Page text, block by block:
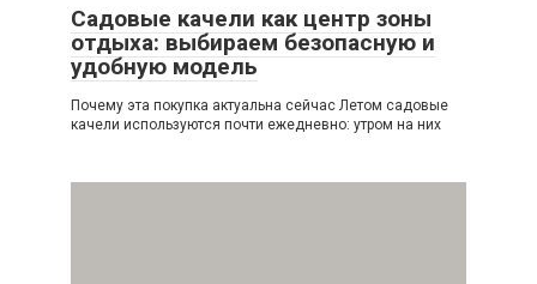
Садовые качели как центр зоны
отдыха: выбираем безопасную и
удобную модель
Почему эта покупка актуальна сейчас Летом садовые
качели используются почти ежедневно: утром на них